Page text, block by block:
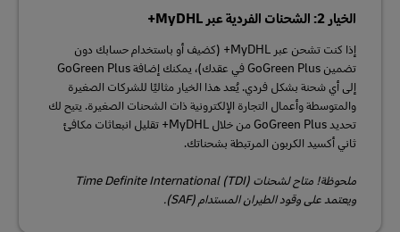
الخيار 2: الشحنات الفردية عبر MyDHL+
إذا كنت تشحن عبر MyDHL+ (كضيف أو باستخدام حسابك دون
تضمين GoGreen Plus في عقدك)، يمكنك إضافة GoGreen Plus
إلى أي شحنة بشكل فردي. يُعد هذا الخيار مثاليًا للشركات الصغيرة
والمتوسطة وأعمال التجارة الإلكترونية ذات الشحنات الصغيرة. يتيح لك
تحديد GoGreen Plus من خلال MyDHL+ تقليل انبعاثات مكافئ
ثاني أكسيد الكربون المرتبطة بشحناتك.
ملحوظة! متاح لشحنات Time Definite International (TDI)
ويعتمد على وقود الطيران المستدام (SAF).